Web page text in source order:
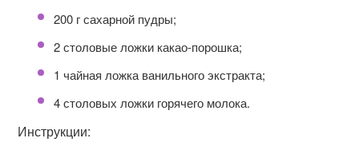
200 г сахарной пудры;
2 столовые ложки какао-порошка;
1 чайная ложка ванильного экстракта;
4 столовых ложки горячего молока.
Инструкции: